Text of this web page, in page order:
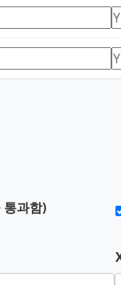
통과함)